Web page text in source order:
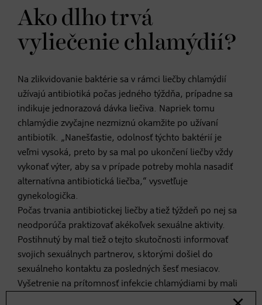
Ako dlho trvá
vyliečenie chlamýdií?
Na zlikvidovanie baktérie sa v rámci liečby chlamýdií
užívajú antibiotiká počas jedného týždňa, prípadne sa
indikuje jednorazová dávka liečiva. Napriek tomu
chlamýdie zvyčajne nezmiznú okamžite po užívaní
antibiotík. „Nanešťastie, odolnosť týchto baktérií je
veľmi vysoká, preto by sa mal po ukončení liečby vždy
vykonať výter, aby sa v prípade potreby mohla nasadiť
alternatívna antibiotická liečba,“ vysvetľuje
gynekologička.
Počas trvania antibiotickej liečby a tiež týždeň po nej sa
neodporúča praktizovať akékoľvek sexuálne aktivity.
Postihnutý by mal tiež o tejto skutočnosti informovať
svojich sexuálnych partnerov, s ktorými došiel do
sexuálneho kontaktu za posledných šesť mesiacov.
Vyšetrenie na prítomnosť infekcie chlamýdiami by mali
absolvovať aj títo. Je to skutočne dôležité na zabránenie